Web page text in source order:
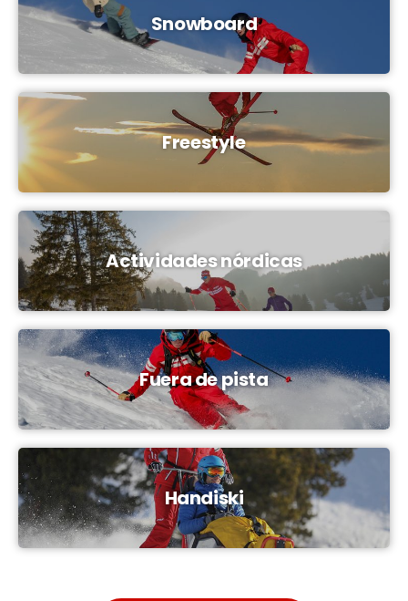
Snowboard
Freestyle
Actividades nórdicas
Fuera de pista
Handiski